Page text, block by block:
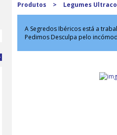
Produtos > Legumes
A Segredos Ibéricos está a
Pedimos Desculpa pelo